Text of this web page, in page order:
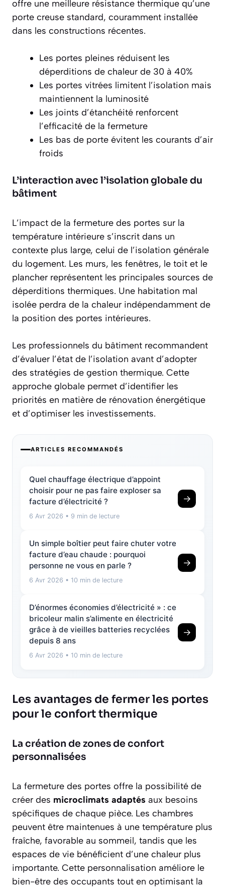
offre une meilleure résistance thermique qu’une
porte creuse standard, couramment installée
dans les constructions récentes.
Les portes pleines réduisent les
déperditions de chaleur de 30 à 40%
Les portes vitrées limitent l’isolation mais
maintiennent la luminosité
Les joints d’étanchéité renforcent
l’efficacité de la fermeture
Les bas de porte évitent les courants d’air
froids
L’interaction avec l’isolation globale du
bâtiment
L’impact de la fermeture des portes sur la
température intérieure s’inscrit dans un
contexte plus large, celui de l’isolation générale
du logement. Les murs, les fenêtres, le toit et le
plancher représentent les principales sources de
déperditions thermiques. Une habitation mal
isolée perdra de la chaleur indépendamment de
la position des portes intérieures.
Les professionnels du bâtiment recommandent
d’évaluer l’état de l’isolation avant d’adopter
des stratégies de gestion thermique. Cette
approche globale permet d’identifier les
priorités en matière de rénovation énergétique
et d’optimiser les investissements.
ARTICLES RECOMMANDÉS
Quel chauffage électrique d’appoint
choisir pour ne pas faire exploser sa
facture d’électricité ?
6 Avr 2026 • 9 min de lecture
→
Un simple boîtier peut faire chuter votre
facture d’eau chaude : pourquoi
personne ne vous en parle ?
6 Avr 2026 • 10 min de lecture
→
D’énormes économies d’électricité » : ce
bricoleur malin s’alimente en électricité
grâce à de vieilles batteries recyclées
depuis 8 ans
6 Avr 2026 • 10 min de lecture
→
Les avantages de fermer les portes
pour le confort thermique
La création de zones de confort
personnalisées
La fermeture des portes offre la possibilité de
créer des microclimats adaptés aux besoins
spécifiques de chaque pièce. Les chambres
peuvent être maintenues à une température plus
fraîche, favorable au sommeil, tandis que les
espaces de vie bénéficient d’une chaleur plus
importante. Cette personnalisation améliore le
bien-être des occupants tout en optimisant la